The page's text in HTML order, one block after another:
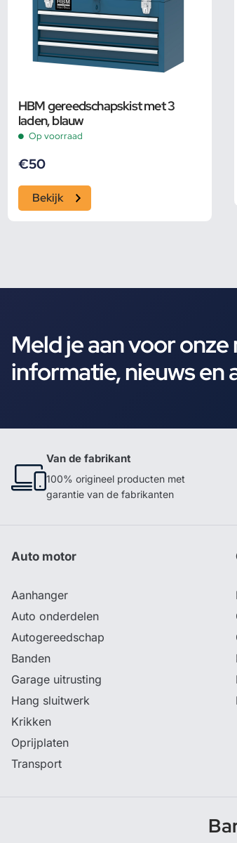
HBM gereedschapskist met 3
laden, blauw
Op voorraad
€50
Bekijk
Meld je aan voor
informatie, nieuws en
Van de fabrikant
100% origineel producten met
garantie van de fabrikanten
Auto motor
Aanhanger
Auto onderdelen
Autogereedschap
Banden
Garage uitrusting
Hang sluitwerk
Krikken
Oprijplaten
Transport